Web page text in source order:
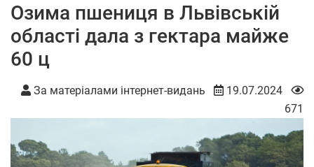
Озима пшениця в Львівській
області дала з гектара майже
60 ц
За матеріалами інтернет-видань
19.07.2024
671